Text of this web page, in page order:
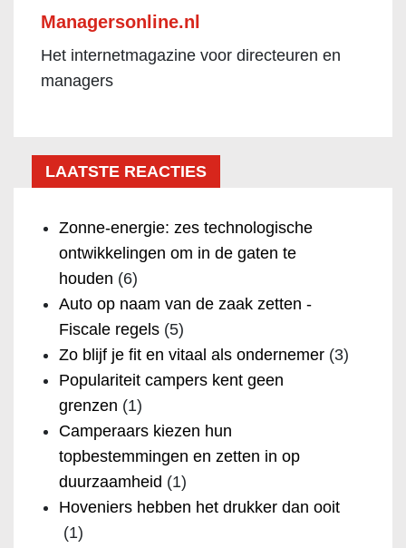
Managersonline.nl
Het internetmagazine voor directeuren en
managers
LAATSTE REACTIES
Zonne-energie: zes technologische
ontwikkelingen om in de gaten te
houden (6)
Auto op naam van de zaak zetten -
Fiscale regels (5)
Zo blijf je fit en vitaal als ondernemer (3)
Populariteit campers kent geen
grenzen (1)
Camperaars kiezen hun
topbestemmingen en zetten in op
duurzaamheid (1)
Hoveniers hebben het drukker dan ooit
(1)